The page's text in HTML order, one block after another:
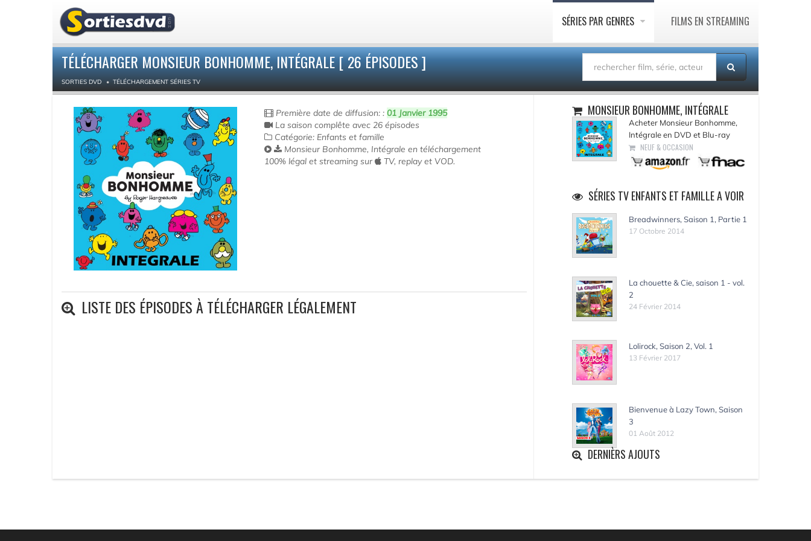
SÉRIES PAR GENRES FILMS EN STREAMING
TÉLÉCHARGER MONSIEUR BONHOMME, INTÉGRALE [ 26 ÉPISODES ]
SORTIES DVD TÉLÉCHARGEMENT SÉRIES TV
Première date de diffusion: :01 Janvier 1995
La saison complête avec 26 épisodes
Catégorie: Enfants et famille
Monsieur Bonhomme, Intégrale en téléchargement
100% légal et streaming sur
TV, replay et VOD.
LISTE DES ÉPISODES À TÉLÉCHARGER LÉGALEMENT
MONSIEUR BONHOMME, INTÉGRALE
Acheter Monsieur Bonhomme,
Intégrale en DVD et Blu-ray
NEUF & OCCASION
SÉRIES TV ENFANTS ET FAMILLE A VOIR
Breadwinners, Saison 1, Partie 1
17 Octobre 2014
La chouette & Cie, saison 1 - vol.
2
24 Février 2014
Lolirock, Saison 2, Vol. 1
13 Février 2017
Bienvenue à Lazy Town, Saison
3
01 Août 2012
DERNIÈRS AJOUTS